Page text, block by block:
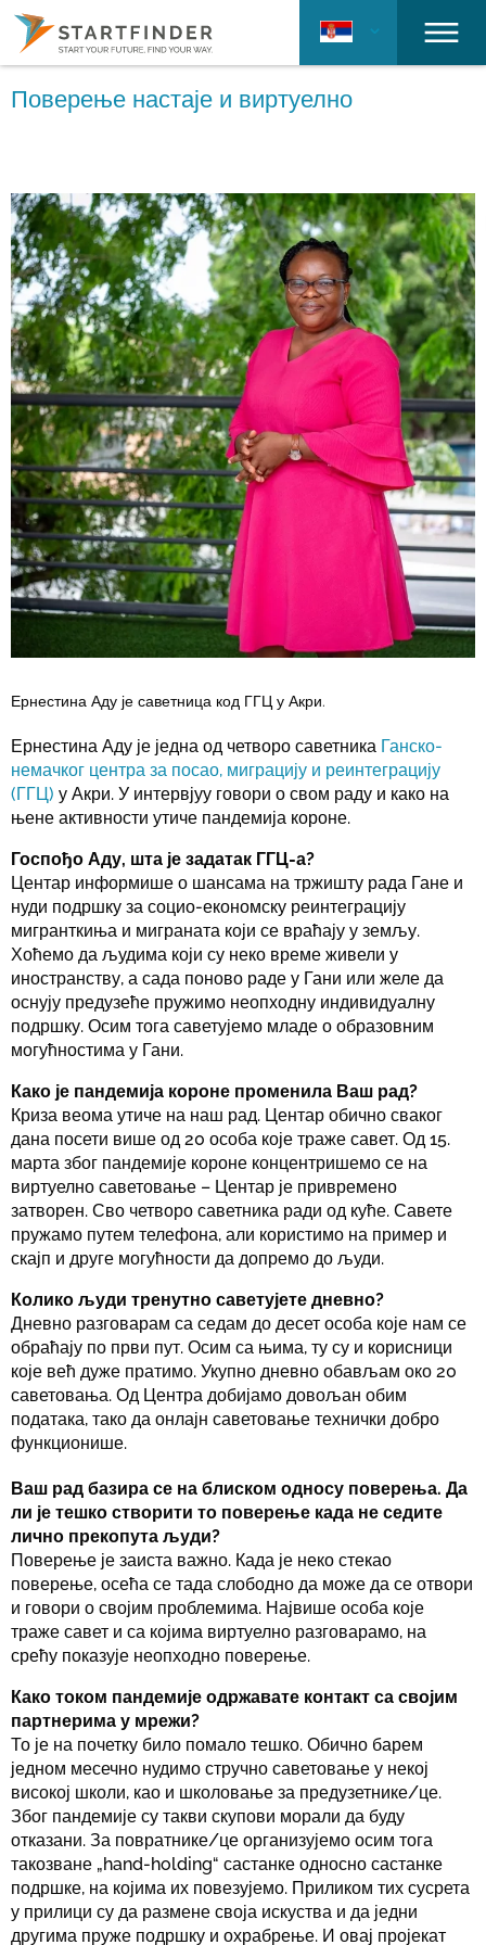
Поверење настаје и виртуелно
Ернестина Аду је саветница код ГГЦ у Акри.
Ернестина Аду је једна од четворо саветника Ганско-
немачког центра за посао, миграцију и реинтеграцију
(ГГЦ) у Акри. У интервјуу говори о свом раду и како на
њене активности утиче пандемија короне.
Госпођо Аду, шта је задатак ГГЦ-а?
Центар информише о шансама на тржишту рада Гане и
нуди подршку за социо-економску реинтеграцију
мигранткиња и миграната који се враћају у земљу.
Хоћемо да људима који су неко време живели у
иностранству, а сада поново раде у Гани или желе да
оснују предузеће пружимо неопходну индивидуалну
подршку. Осим тога саветујемо младе о образовним
могућностима у Гани.
Како је пандемија короне променила Ваш рад?
Криза веома утиче на наш рад. Центар обично сваког
дана посети више од 20 особа које траже савет. Од 15.
марта због пандемије короне концентришемо се на
виртуелно саветовање – Центар је привремено
затворен. Сво четворо саветника ради од куће. Савете
пружамо путем телефона, али користимо на пример и
скајп и друге могућности да допремо до људи.
Колико људи тренутно саветујете дневно?
Дневно разговарам са седам до десет особа које нам се
обраћају по први пут. Осим са њима, ту су и корисници
које већ дуже пратимо. Укупно дневно обављам око 20
саветовања. Од Центра добијамо довољан обим
података, тако да онлајн саветовање технички добро
функционише.
Ваш рад базира се на блиском односу поверења. Да
ли је тешко створити то поверење када не седите
лично прекопута људи?
Поверење је заиста важно. Када је неко стекао
поверење, осећа се тада слободно да може да се отвори
и говори о својим проблемима. Највише особа које
траже савет и са којима виртуелно разговарамо, на
срећу показује неопходно поверење.
Како током пандемије одржавате контакт са својим
партнерима у мрежи?
То је на почетку било помало тешко. Обично барем
једном месечно нудимо стручно саветовање у некој
високој школи, као и школовање за предузетнике/це.
Због пандемије су такви скупови морали да буду
отказани. За повратнике/це организујемо осим тога
такозване „hand-holding“ састанке односно састанке
подршке, на којима их повезујемо. Приликом тих сусрета
у прилици су да размене своја искуства и да једни
другима пруже подршку и охрабрење. И овај пројекат